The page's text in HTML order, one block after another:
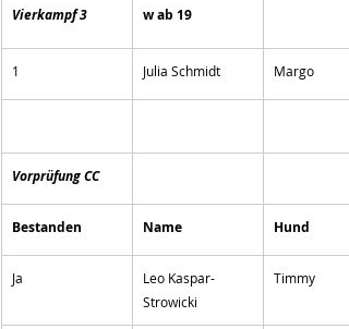
Vierkampf 3 w ab 19
1 Julia Schmidt Margo
Vorprüfung CC
Bestanden Name Hund
Ja
Leo Kaspar-
Strowicki
Timmy